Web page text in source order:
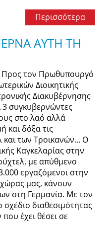
Περισσότερα
ΑΥΤΗ ΤΗ
τον Πρωθυπουργό
Διοικητικής
Διακυβέρνησης
συγκυβερνώντες
στο λαό αλλά
και δόξα τις
και των Τροικανών… Ο
Καγκελαρίας στην
με απύθμενο
εργαζόμενοι στην
μας, κάνουν
στη Γερμανία. Με τον
διαθεσιμότητας
έχει θέσει σε